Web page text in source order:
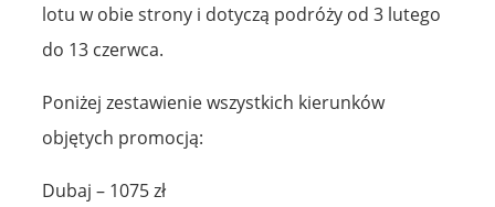
lotu w obie strony i dotyczą podróży od 3 lutego
do 13 czerwca.
Poniżej zestawienie wszystkich kierunków
objętych promocją:
Dubaj – 1075 zł